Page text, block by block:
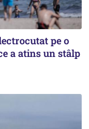
pe o
a atins un stâlp